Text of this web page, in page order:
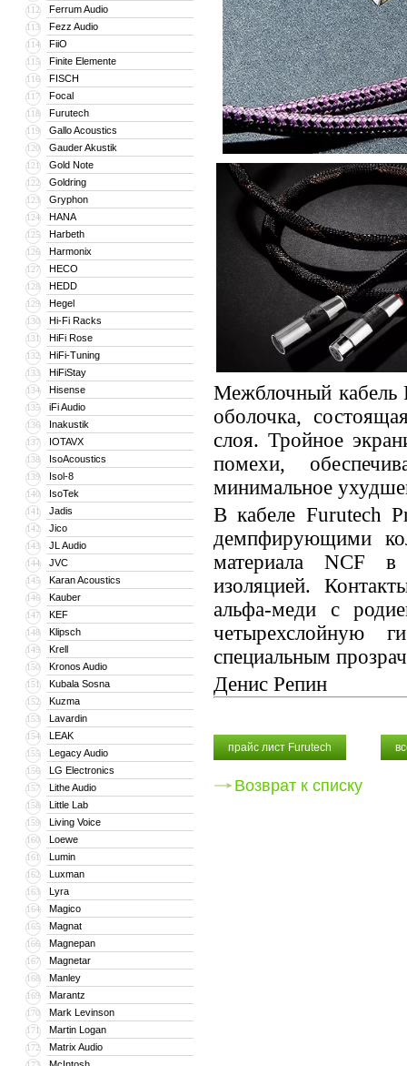
112 Ferrum Audio
113 Fezz Audio
114 FiiO
115 Finite Elemente
116 FISCH
117 Focal
118 Furutech
119 Gallo Acoustics
120 Gauder Akustik
121 Gold Note
122 Goldring
123 Gryphon
124 HANA
125 Harbeth
126 Harmonix
127 HECO
128 HEDD
129 Hegel
130 Hi-Fi Racks
131 HiFi Rose
132 HiFi-Tuning
133 HiFiStay
134 Hisense
135 iFi Audio
136 Inakustik
137 IOTAVX
138 IsoAcoustics
139 Isol-8
140 IsoTek
141 Jadis
142 Jico
143 JL Audio
144 JVC
145 Karan Acoustics
146 Kauber
147 KEF
148 Klipsch
149 Krell
150 Kronos Audio
151 Kubala Sosna
152 Kuzma
153 Lavardin
154 LEAK
155 Legacy Audio
156 LG Electronics
157 Lithe Audio
158 Little Lab
159 Living Voice
160 Loewe
161 Lumin
162 Luxman
163 Lyra
164 Magico
165 Magnat
166 Magnepan
167 Magnetar
168 Manley
169 Marantz
170 Mark Levinson
171 Martin Logan
172 Matrix Audio
Межблочный кабель
оболочка,
слоя. Тройное
помехи,
минимальное
В кабеле Furutech
демпфирующими
материала NCF в
изоляцией.
альфа-меди с
четырехслойную
специальным
Денис Репин
прайс лист Furutech
Возврат к списку